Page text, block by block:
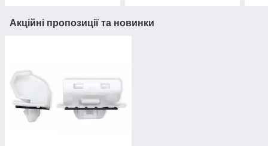
Акційні пропозиції та новинки